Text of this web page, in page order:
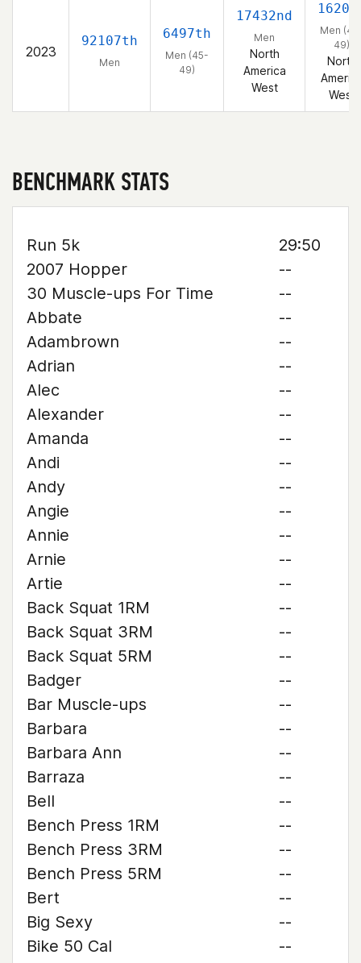
2023
92107th
Men
6497th
Men (45-
49)
17432nd
Men
North
America
West
Men
49)
North
West
BENCHMARK STATS
Run 5k
29:50
2007 Hopper
--
30 Muscle-ups For Time
--
Abbate
--
Adambrown
--
Adrian
--
Alec
--
Alexander
--
Amanda
--
Andi
--
Andy
--
Angie
--
Annie
--
Arnie
--
Artie
--
Back Squat 1RM
--
Back Squat 3RM
--
Back Squat 5RM
--
Badger
--
Bar Muscle-ups
--
Barbara
--
Barbara Ann
--
Barraza
--
Bell
--
Bench Press 1RM
--
Bench Press 3RM
--
Bench Press 5RM
--
Bert
--
Big Sexy
--
Bike 50 Cal
--